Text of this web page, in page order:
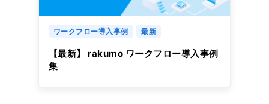
ワークフロー導入事例 最新
【最新】 rakumo ワークフロー導入事例
集